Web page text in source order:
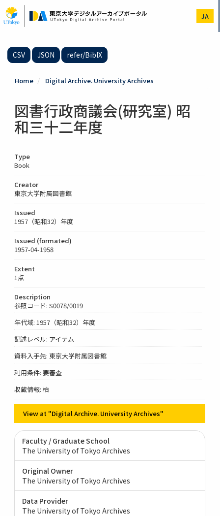
to
main
JA
CSV JSON refer/BibIX
Home Digital Archive. University Archives
図書行政商議会(研究室) 昭
和三十二年度
Type
Book
Creator
東京大学附属図書館
Issued
1957（昭和32）年度
Issued (formated)
1957-04-1958
Extent
1点
Description
参照コード: S0078/0019
年代域: 1957（昭和32）年度
記述レベル: アイテム
資料入手先: 東京大学附属図書館
利用条件: 要審査
収蔵情報: 柏
View at "Digital Archive. University Archives"
Faculty / Graduate School
The University of Tokyo Archives
Original Owner
The University of Tokyo Archives
Data Provider
The University of Tokyo Archives